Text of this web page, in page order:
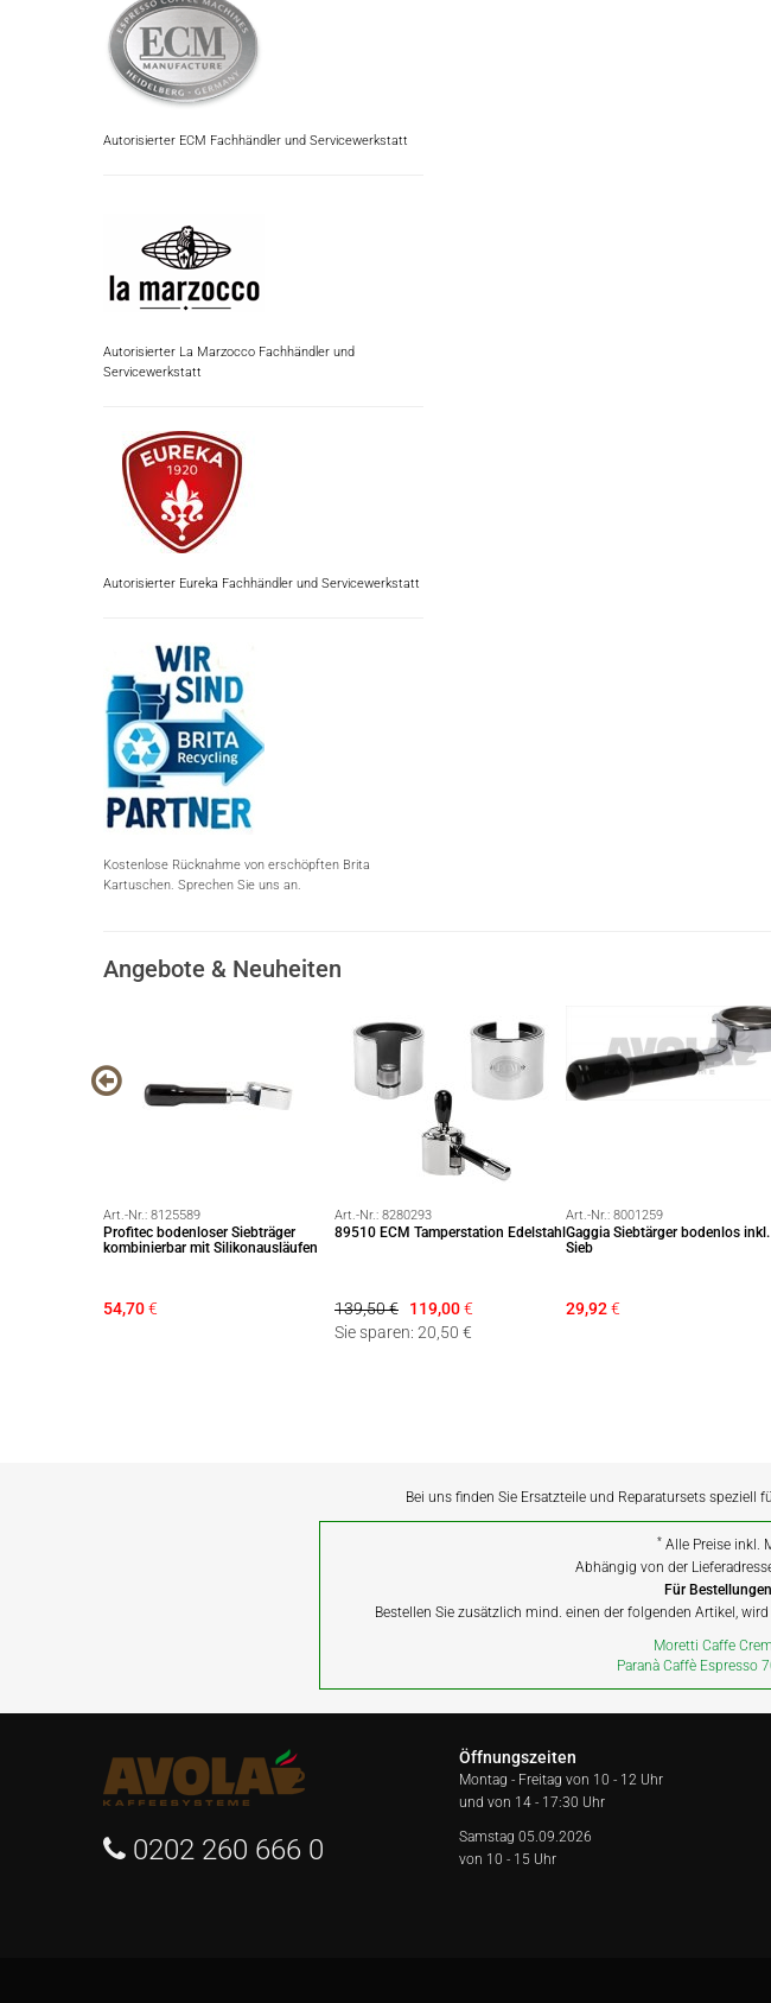
Autorisierter ECM Fachhändler und Servicewerkstatt
Autorisierter La Marzocco Fachhändler und
Servicewerkstatt
Autorisierter Eureka Fachhändler und Servicewerkstatt
Kostenlose Rücknahme von erschöpften Brita
Kartuschen. Sprechen Sie uns an.
Angebote & Neuheiten
Art.-Nr.: 8125589
Profitec bodenloser Siebträger
kombinierbar mit Silikonausläufen
54,70€
Art.-Nr.: 8280293
89510 ECM Tamperstation Edelstahl
139,50 € 119,00€
Sie sparen: 20,50 €
Art.-Nr.: 8001259
Gaggia Siebtärger bodenlos inkl.
Sieb
29,92€
Bei uns finden Sie Ersatzteile und Reparatursets speziell
* Alle Preise inkl.
Abhängig von der
Für
Bestellen Sie zusätzlich mind. einen der folgenden Artikel,
Moretti Caffe
Paranà Caffè Espresso
0202 260 666 0
Öffnungszeiten
Montag - Freitag von 10 - 12 Uhr
und von 14 - 17:30 Uhr
Samstag 05.09.2026
von 10 - 15 Uhr